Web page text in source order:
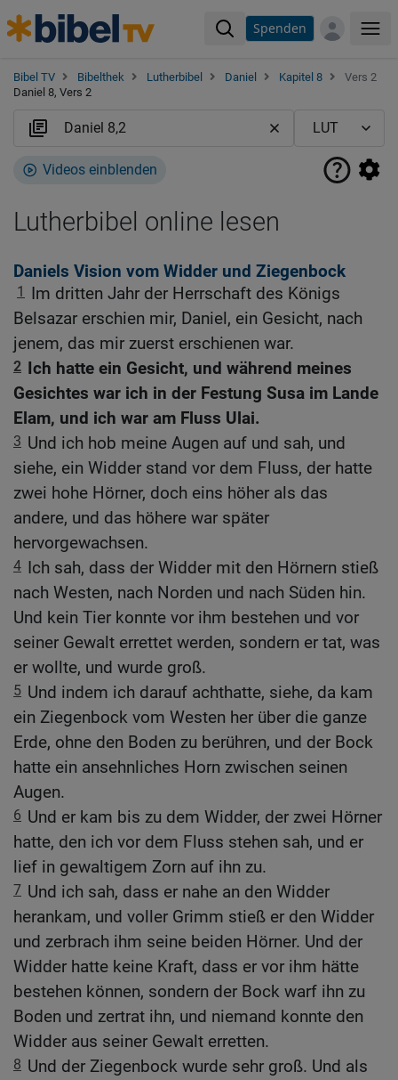
Spenden
Bibel TV Bibelthek Lutherbibel Daniel Kapitel 8
Vers 2
Daniel 8, Vers 2
Videos einblenden
Lutherbibel online lesen
Daniels Vision vom Widder und Ziegenbock
1
Im dritten Jahr der Herrschaft des Königs
Belsazar erschien mir, Daniel, ein Gesicht, nach
jenem, das mir zuerst erschienen war.
2 Ich hatte ein Gesicht, und während meines
Gesichtes war ich in der Festung Susa im Lande
Elam, und ich war am Fluss Ulai.
3 Und ich hob meine Augen auf und sah, und
siehe, ein Widder stand vor dem Fluss, der hatte
zwei hohe Hörner, doch eins höher als das
andere, und das höhere war später
hervorgewachsen.
4 Ich sah, dass der Widder mit den Hörnern stieß
nach Westen, nach Norden und nach Süden hin.
Und kein Tier konnte vor ihm bestehen und vor
seiner Gewalt errettet werden, sondern er tat, was
er wollte, und wurde groß.
5 Und indem ich darauf achthatte, siehe, da kam
ein Ziegenbock vom Westen her über die ganze
Erde, ohne den Boden zu berühren, und der Bock
hatte ein ansehnliches Horn zwischen seinen
Augen.
6 Und er kam bis zu dem Widder, der zwei Hörner
hatte, den ich vor dem Fluss stehen sah, und er
lief in gewaltigem Zorn auf ihn zu.
7 Und ich sah, dass er nahe an den Widder
herankam, und voller Grimm stieß er den Widder
und zerbrach ihm seine beiden Hörner. Und der
Widder hatte keine Kraft, dass er vor ihm hätte
bestehen können, sondern der Bock warf ihn zu
Boden und zertrat ihn, und niemand konnte den
Widder aus seiner Gewalt erretten.
8 Und der Ziegenbock wurde sehr groß. Und als